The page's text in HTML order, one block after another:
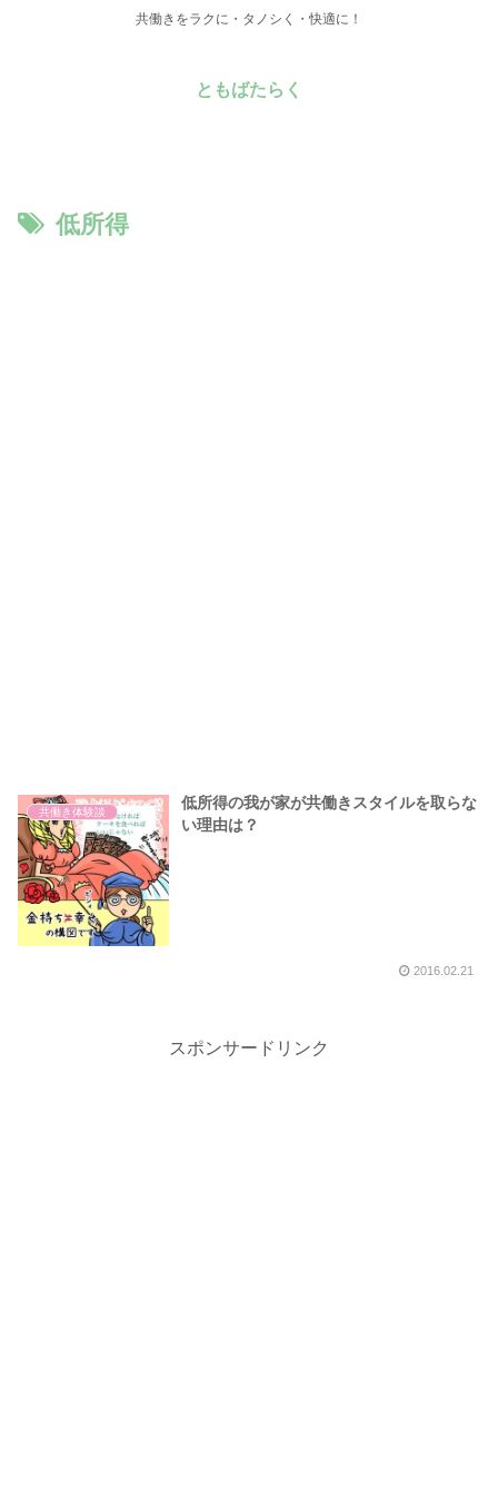
共働きをラクに・タノシく・快適に！
ともばたらく
低所得
共働き体験談
低所得の我が家が共働きスタイルを取らな
い理由は？
2016.02.21
スポンサードリンク